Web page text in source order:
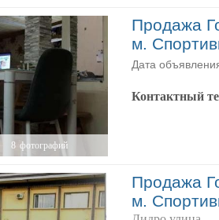
фотографий
8
Продажа
м.
Дата
Контактный
Продажа
м.